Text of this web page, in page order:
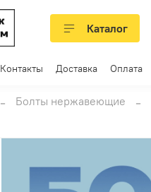
Каталог
Контакты Доставка Оплата
Болты нержавеющие